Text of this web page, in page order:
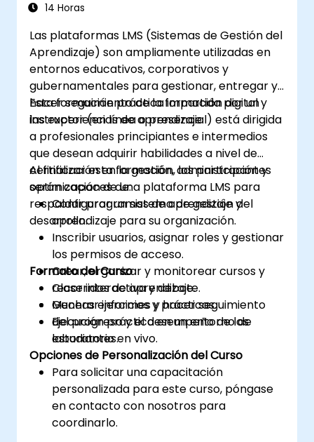
14 Horas
Las plataformas LMS (Sistemas de Gestión del
Aprendizaje) son ampliamente utilizadas en
entornos educativos, corporativos y
gubernamentales para gestionar, entregar y
hacer seguimiento de la formación digital y
las experiencias de aprendizaje.
Esta formación práctica impartida por un
instructor (en línea o presencial) está dirigida
a profesionales principiantes e intermedios
que desean adquirir habilidades a nivel de
certificación en la gestión, administración y
optimización de una plataforma LMS para
respaldar programas de aprendizaje y
desarrollo.
Al finalizar esta formación, los participantes
serán capaces de:
Configurar un sistema de gestión del
aprendizaje para su organización.
Inscribir usuarios, asignar roles y gestionar
los permisos de acceso.
Crear, organizar y monitorear cursos y
recorridos de aprendizaje.
Generar informes y hacer seguimiento
del progreso y el desempeño de los
estudiantes.
Formato del Curso
Clase interactiva y debate.
Muchas ejercicios y prácticas.
Ejecución práctica en un entorno de
laboratorio en vivo.
Opciones de Personalización del Curso
Para solicitar una capacitación
personalizada para este curso, póngase
en contacto con nosotros para
coordinarlo.